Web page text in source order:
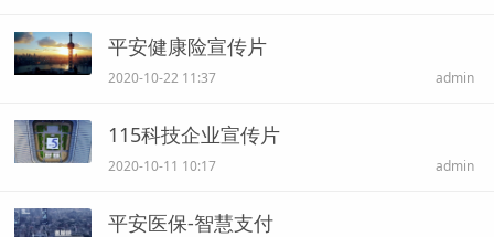
平安健康险宣传片
2020-10-22 11:37 admin
115科技企业宣传片
2020-10-11 10:17 admin
平安医保-智慧支付